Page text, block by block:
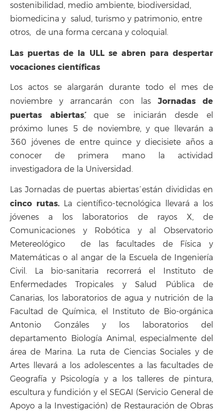
sostenibilidad, medio ambiente, biodiversidad,
biomedicina y salud, turismo y patrimonio, entre
otros, de una forma cercana y coloquial.
Las puertas de la ULL se abren para despertar
vocaciones científicas
Los actos se alargarán durante todo el mes de
noviembre y arrancarán con las`Jornadas de
puertas abiertas´, que se iniciarán desde el
próximo lunes 5 de noviembre, y que llevarán a
360 jóvenes de entre quince y diecisiete años a
conocer de primera mano la actividad
investigadora de la Universidad.
Las `Jornadas de puertas abiertas´ están divididas en
cinco rutas.La científico-tecnológica llevará a los
jóvenes a los laboratorios de rayos X, de
Comunicaciones y Robótica y al Observatorio
Metereológico de las facultades de Física y
Matemáticas o al angar de la Escuela de Ingeniería
Civil. La bio-sanitaria recorrerá el Instituto de
Enfermedades Tropicales y Salud Pública de
Canarias, los laboratorios de agua y nutrición de la
Facultad de Química, el Instituto de Bio-orgánica
Antonio Gonzáles y los laboratorios del
departamento Biología Animal, especialmente del
área de Marina. La ruta de Ciencias Sociales y de
Artes llevará a los adolescentes a las facultades de
Geografía y Psicología y a los talleres de pintura,
escultura y fundición y el SEGAI (Servicio General de
Apoyo a la Investigación) de Restauración de Obras